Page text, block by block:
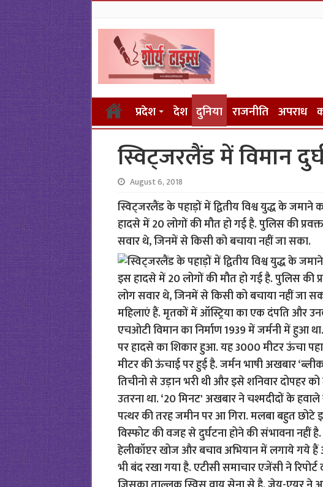
प्रदेश देश दुनिया राजनीति अपराध
स्विट्जरलैंड में विमान
August 6, 2018
स्विट्जरलैंड के पहाड़ों में द्वितीय विश्व युद्ध के जमाने
हादसे में 20 लोगों की मौत हो गई है. पुलिस की
सवार थे, जिनमें से किसी को बचाया नहीं जा सका.